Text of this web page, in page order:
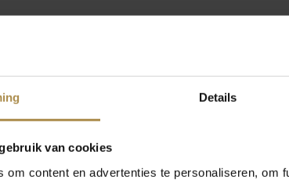
Details
van cookies
om content en advertenties te personaliseren, om